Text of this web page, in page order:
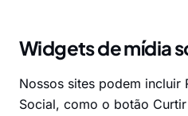
Widgets de mídia
Nossos sites podem incluir
Social, como o botão